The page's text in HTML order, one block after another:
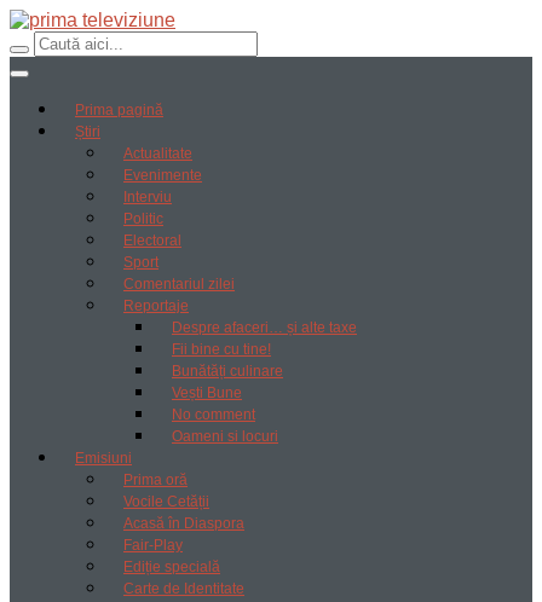
Prima pagină
Știri
Actualitate
Evenimente
Interviu
Politic
Electoral
Sport
Comentariul zilei
Reportaje
Despre afaceri… și alte taxe
Fii bine cu tine!
Bunătăți culinare
Vești Bune
No comment
Oameni si locuri
Emisiuni
Prima oră
Vocile Cetății
Acasă în Diaspora
Fair-Play
Ediție specială
Carte de Identitate